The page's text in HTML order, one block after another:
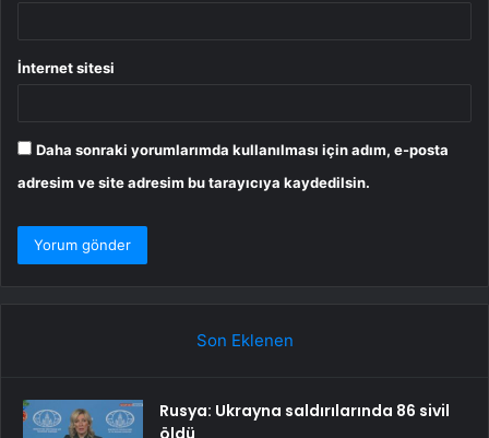
İnternet sitesi
Daha sonraki yorumlarımda kullanılması için adım, e-posta
adresim ve site adresim bu tarayıcıya kaydedilsin.
Son Eklenen
Rusya: Ukrayna saldırılarında 86 sivil
öldü